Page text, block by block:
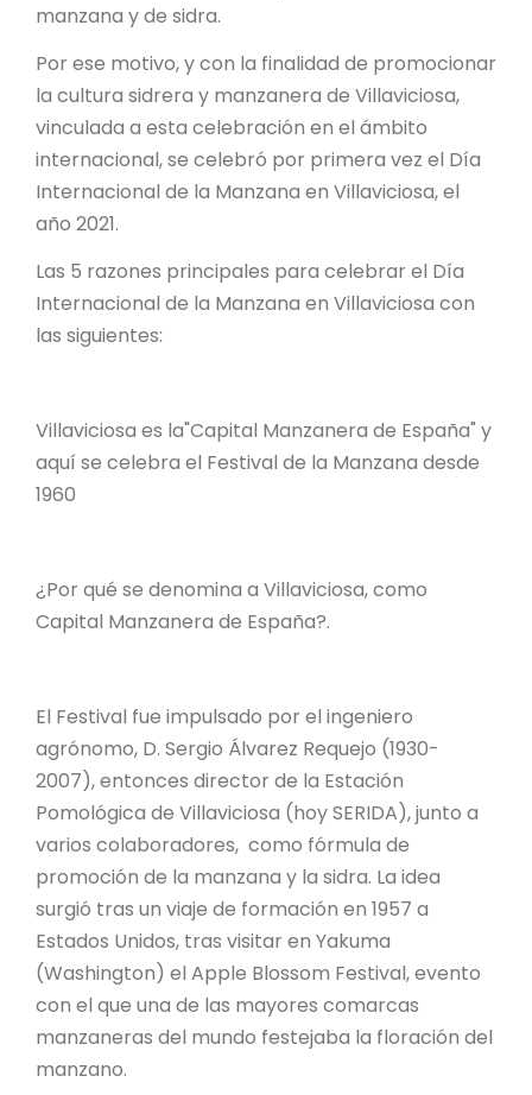
manzana y de sidra.
Por ese motivo, y con la finalidad de promocionar
la cultura sidrera y manzanera de Villaviciosa,
vinculada a esta celebración en el ámbito
internacional, se celebró por primera vez el Día
Internacional de la Manzana en Villaviciosa, el
año 2021.
Las 5 razones principales para celebrar el Día
Internacional de la Manzana en Villaviciosa con
las siguientes:
Villaviciosa es la"Capital Manzanera de España" y
aquí se celebra el Festival de la Manzana desde
1960
¿Por qué se denomina a Villaviciosa, como
Capital Manzanera de España?.
El Festival fue impulsado por el ingeniero
agrónomo, D. Sergio Álvarez Requejo (1930-
2007), entonces director de la Estación
Pomológica de Villaviciosa (hoy SERIDA), junto a
varios colaboradores, como fórmula de
promoción de la manzana y la sidra. La idea
surgió tras un viaje de formación en 1957 a
Estados Unidos, tras visitar en Yakuma
(Washington) el Apple Blossom Festival, evento
con el que una de las mayores comarcas
manzaneras del mundo festejaba la floración del
manzano.